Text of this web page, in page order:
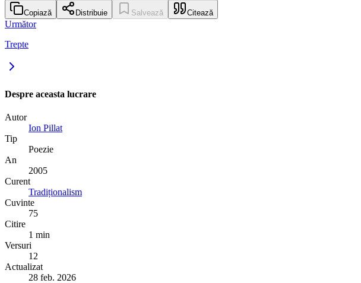
Copiază Distribuie Salvează Citează
Următor
Trepte
Despre aceasta lucrare
Autor
Ion Pillat
Tip
Poezie
An
2005
Curent
Tradiționalism
Cuvinte
75
Citire
1 min
Versuri
12
Actualizat
28 feb. 2026